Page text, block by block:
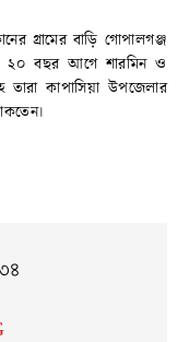
গ্রামের বাড়ি গোপালগঞ্জ
২০ বছর আগে শারমিন ও
তারা কাপাসিয়া উপজেলার